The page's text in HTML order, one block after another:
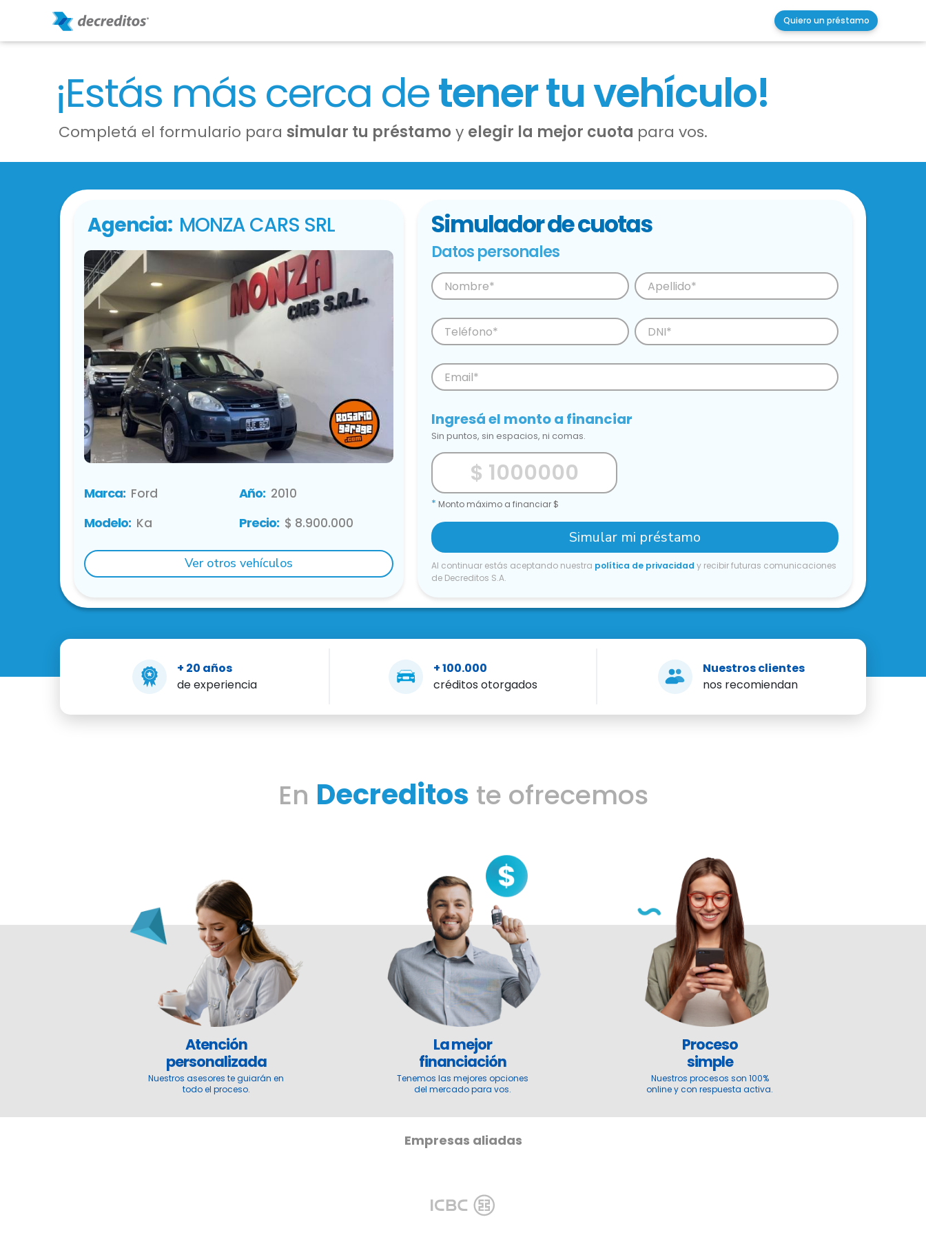
Quiero un préstamo
¡Estás más cerca detener tu vehículo!
Completá el formulario para simular tu préstamo y elegir la mejor cuota para vos.
Agencia: MONZA CARS SRL
Marca: Ford
Modelo: Ka
Año: 2010
Precio: $ 8.900.000
Ver otros vehículos
Simulador de cuotas
Datos personales
Ingresá el monto a financiar
Sin puntos, sin espacios, ni comas.
* Monto máximo a financiar $
Simular mi préstamo
Al continuar estás aceptando nuestra política de privacidad y recibir futuras comunicaciones
de Decreditos S.A.
+ 20 años
de experiencia
+ 100.000
créditos otorgados
Nuestros clientes
nos recomiendan
En Decreditos te ofrecemos
Atención
personalizada
Nuestros asesores te guiarán en
todo el proceso.
La mejor
financiación
Tenemos las mejores opciones
del mercado para vos.
Proceso
simple
Nuestros procesos son 100%
online y con respuesta activa.
Empresas aliadas